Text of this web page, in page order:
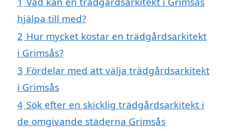
hjälpa till med?
2 Hur mycket kostar en trädgårdsarkitekt
i Grimsås?
3 Fördelar med att välja trädgårdsarkitekt
i Grimsås
4 Sök efter en skicklig trädgårdsarkitekt i
de omgivande städerna Grimsås